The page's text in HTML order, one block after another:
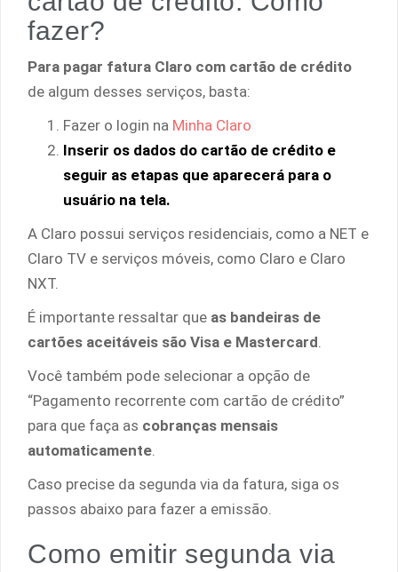
fazer?
Para pagar fatura Claro com cartão de crédito
de algum desses serviços, basta:
Fazer o login na Minha Claro
Inserir os dados do cartão de crédito e
seguir as etapas que aparecerá para o
usuário na tela.
A Claro possui serviços residenciais, como a NET e
Claro TV e serviços móveis, como Claro e Claro
NXT.
É importante ressaltar que as bandeiras de
cartões aceitáveis são Visa e Mastercard.
Você também pode selecionar a opção de
“Pagamento recorrente com cartão de crédito”
para que faça as cobranças mensais
automaticamente.
Caso precise da segunda via da fatura, siga os
passos abaixo para fazer a emissão.
Como emitir segunda via